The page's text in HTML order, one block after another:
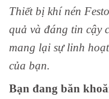
Thiết bị khí nén
quả và đáng tin cậy
mang lại sự linh
của bạn.
Bạn đang băn